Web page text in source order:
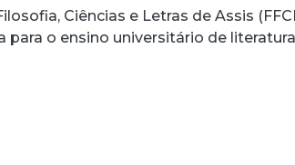
Ciências e Letras de Assis
o ensino universitário de